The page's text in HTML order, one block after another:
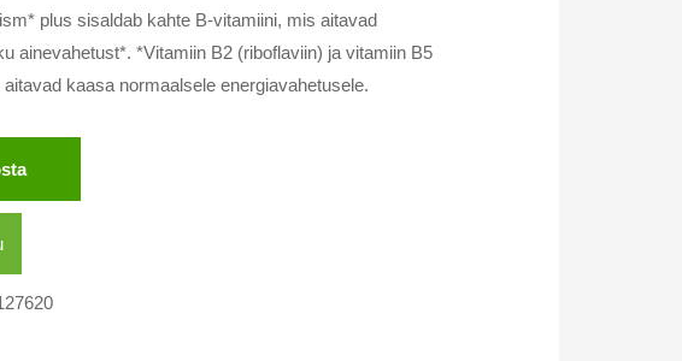
plus sisaldab kahte B-vitamiini, mis aitavad
ainevahetust*. *Vitamiin B2 (riboflaviin) ja vitamiin B5
aitavad kaasa normaalsele energiavahetusele.